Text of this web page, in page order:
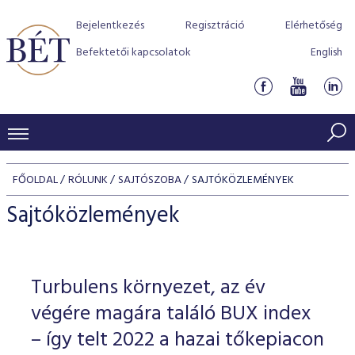
Bejelentkezés Regisztráció
Elérhetőség
Befektetői kapcsolatok
English
KERESKEDÉSI ADATOK
INDEXEK
Jelzáloglevél indexek
Vállalati kötvény indexek
Azonnali Piac
Részvények
Származékos piac
BEFEKTETŐK
Részvény szekció
Hitelpapír szekció
BÉT szabályzatok
Befektetővédelem
Alkalmazott díjstruktúra
Elszámolás
Részvény és vállalati kötvény tőzsdei bevezetését
program
BÉT Xtend - Részvénypiac egyszerűen
TŐZSDETAGOK
Tőzsdetagok, üzletkötők
VENDOROK
FŐOLDAL RÓLUNK SAJTÓSZOBA SAJTÓKÖZLEMÉNYEK
Sajtóközlemények
Turbulens környezet, az év
végére magára találó BUX index
– így telt 2022 a hazai tőkepiacon